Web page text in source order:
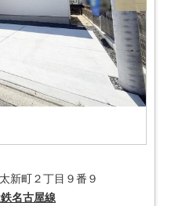
新町２丁目９番９
名古屋線